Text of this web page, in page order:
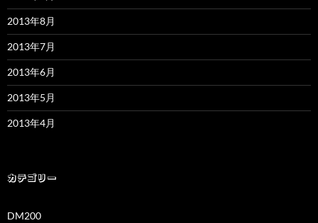
2013年8月
2013年7月
2013年6月
2013年5月
2013年4月
カテゴリー
DM200